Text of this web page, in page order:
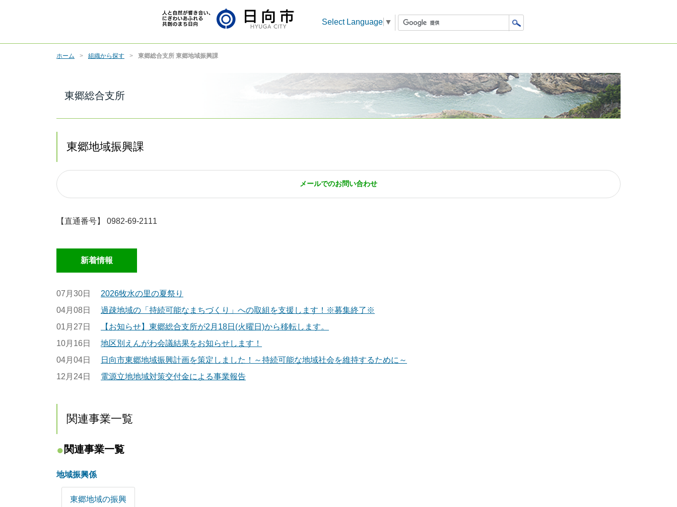
Select Language ▼
ホーム 組織から探す 東郷総合支所 東郷地域振興課
東郷総合支所
東郷地域振興課
メールでのお問い合わせ
【直通番号】 0982-69-2111
新着情報
07月30日
2026牧水の里の夏祭り
04月08日
過疎地域の「持続可能なまちづくり」への取組を支援します！※募集終了※
01月27日
【お知らせ】東郷総合支所が2月18日(火曜日)から移転します。
10月16日
地区別えんがわ会議結果をお知らせします！
04月04日
日向市東郷地域振興計画を策定しました！～持続可能な地域社会を維持するために～
12月24日
電源立地地域対策交付金による事業報告
関連事業一覧
関連事業一覧
地域振興係
東郷地域の振興